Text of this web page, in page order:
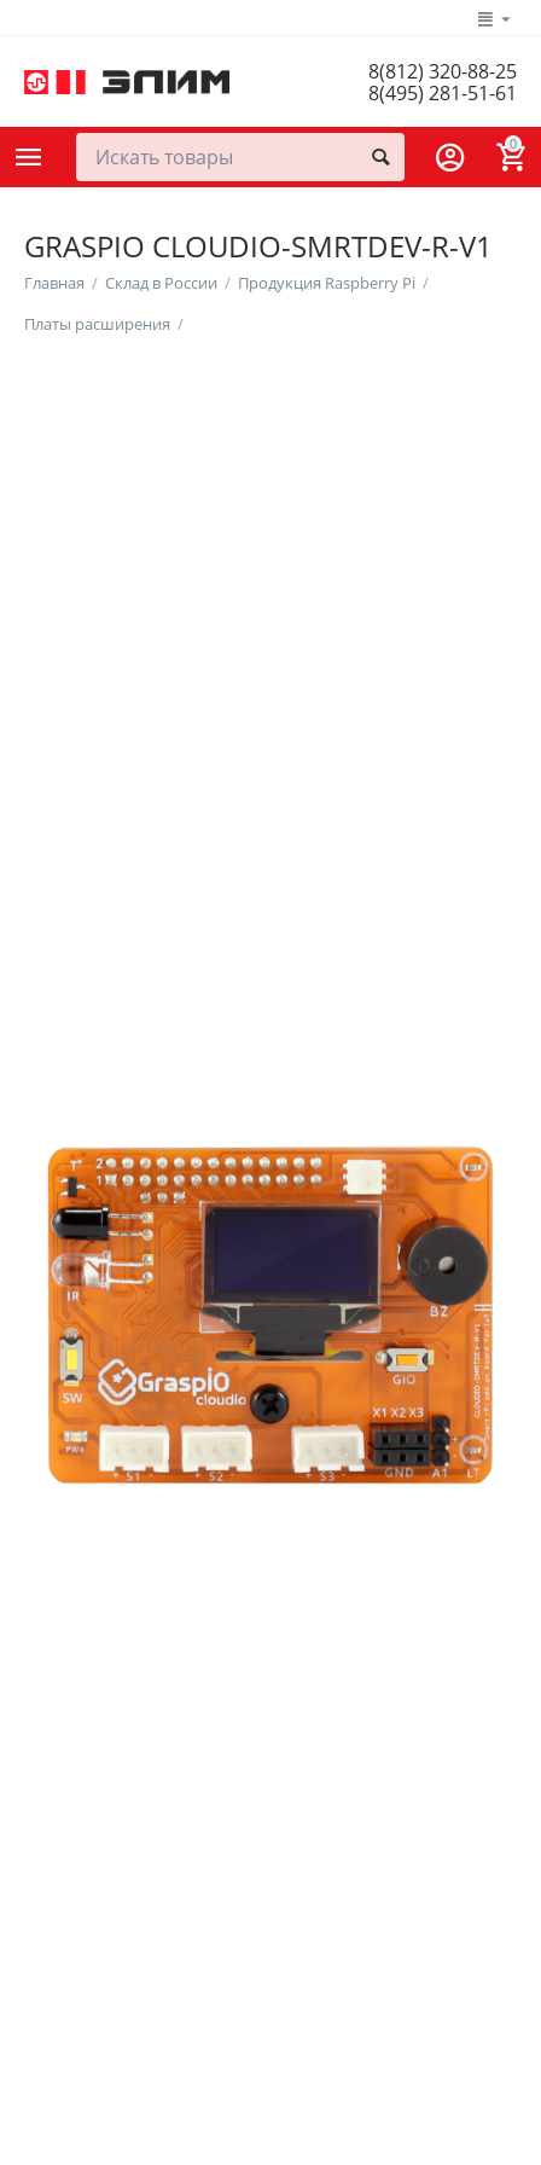
8(812) 320-88-25
8(495) 281-51-61
0
GRASPIO CLOUDIO-SMRTDEV-R-V1
Главная / Склад в России / Продукция Raspberry Pi /
Платы расширения /